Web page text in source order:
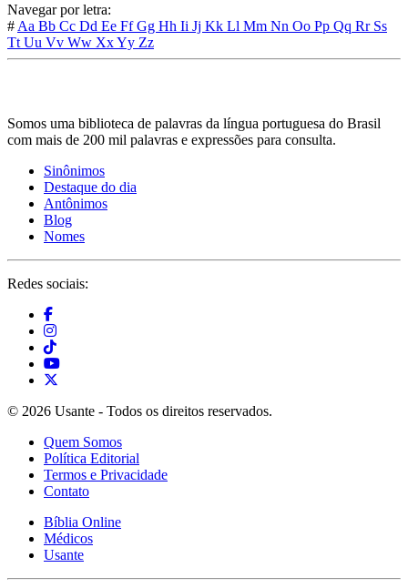
Navegar por letra:
# Aa Bb Cc Dd Ee FfGg Hh Ii Jj Kk Ll Mm Nn Oo Pp Qq Rr Ss
Tt Uu Vv Ww XxYy Zz
Somos uma biblioteca de palavras da língua portuguesa do Brasil
com mais de 200 mil palavras e expressões para consulta.
Sinônimos
Destaque do dia
Antônimos
Blog
Nomes
Redes sociais:
© 2026 Usante - Todos os direitos reservados.
Quem Somos
Política Editorial
Termos e Privacidade
Contato
Bíblia Online
Médicos
Usante